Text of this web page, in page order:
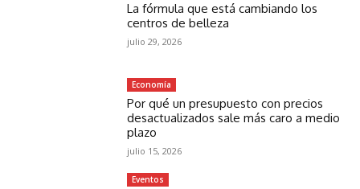
La fórmula que está cambiando los
centros de belleza
julio 29, 2026
Economía
Por qué un presupuesto con precios
desactualizados sale más caro a medio
plazo
julio 15, 2026
Eventos